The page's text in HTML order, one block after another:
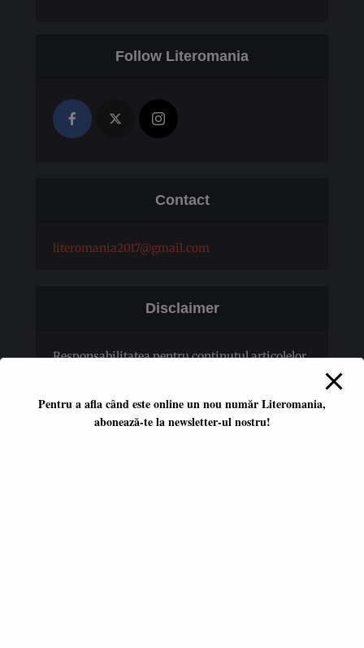
Follow Literomania
Contact
literomania2017@gmail.com
Disclaimer
Responsabilitatea pentru conţinutul articolelor
Pentru a afla când este online un nou număr Literomania,
abonează-te la newsletter-ul nostru!